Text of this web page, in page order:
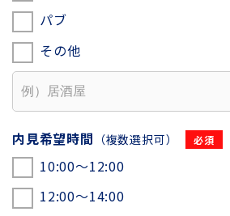
パブ
その他
内見希望時間 （複数選択可）
10:00〜12:00
12:00〜14:00